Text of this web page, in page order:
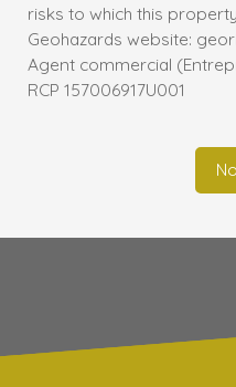
risks to which this
Geohazards website:
Agent commercial
RCP 157006917U001